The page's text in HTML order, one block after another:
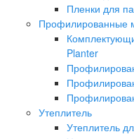
Пленки для
Профилированные
Planter
Утеплитель
Утеплитель